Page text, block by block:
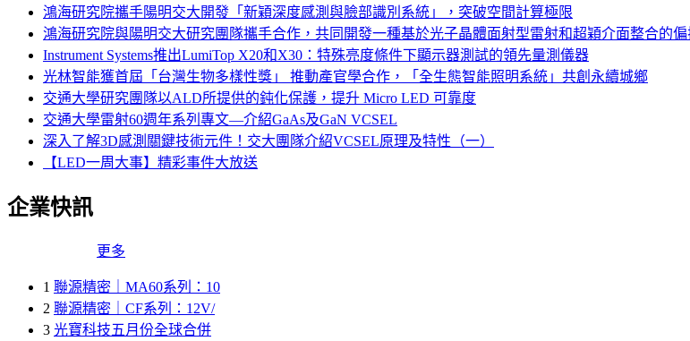
鴻海研究院攜手陽明交大開發「新穎深度感測與臉部識別系統」，突破空間計算極限
鴻海研究院與陽明交大研究團隊攜手合作，共同開發一種基於光子晶體面射型雷射和超穎介面整合的
Instrument Systems推出LumiTop X20和X30：特殊亮度條件下顯示器測試的領先量測儀器
光林智能獲首屆「台灣生物多樣性獎」 推動產官學合作，「全生態智能照明系統」共創永續城鄉
交通大學研究團隊以ALD所提供的鈍化保護，提升 Micro LED 可靠度
交通大學雷射60週年系列專文—介紹GaAs及GaN VCSEL
深入了解3D感測關鍵技術元件！交大團隊介紹VCSEL原理及特性（一）
【LED一周大事】精彩事件大放送
企業快訊
更多
1 聯源精密｜MA60系列：10
2 聯源精密｜CF系列：12V/
3 光寶科技五月份全球合併